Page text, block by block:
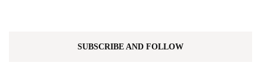
SUBSCRIBE AND FOLLOW